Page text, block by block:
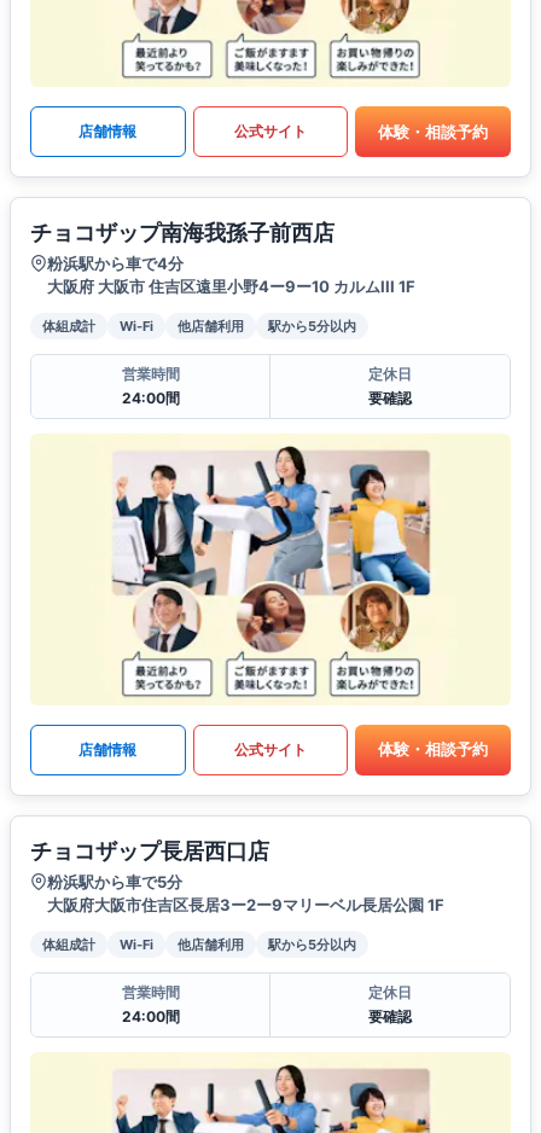
店舗情報 公式サイト 体験・相談予約
チョコザップ南海我孫子前西店
粉浜駅から車で4分
大阪府 大阪市 住吉区遠里小野4ー9ー10 カルムIII 1F
体組成計 Wi-Fi 他店舗利用 駅から5分以内
営業時間
24:00間
定休日
要確認
店舗情報 公式サイト 体験・相談予約
チョコザップ長居西口店
粉浜駅から車で5分
大阪府大阪市住吉区長居3ー2ー9マリーベル長居公園 1F
体組成計 Wi-Fi 他店舗利用 駅から5分以内
営業時間
24:00間
定休日
要確認